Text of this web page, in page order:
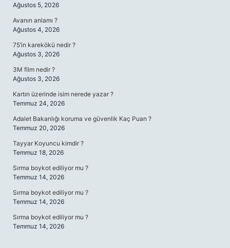
Ağustos 5, 2026
Avanın anlamı ?
Ağustos 4, 2026
75’in karekökü nedir ?
Ağustos 3, 2026
3M film nedir ?
Ağustos 3, 2026
Kartın üzerinde isim nerede yazar ?
Temmuz 24, 2026
Adalet Bakanlığı koruma ve güvenlik Kaç Puan ?
Temmuz 20, 2026
Tayyar Koyuncu kimdir ?
Temmuz 18, 2026
Sırma boykot ediliyor mu ?
Temmuz 14, 2026
Sırma boykot ediliyor mu ?
Temmuz 14, 2026
Sırma boykot ediliyor mu ?
Temmuz 14, 2026